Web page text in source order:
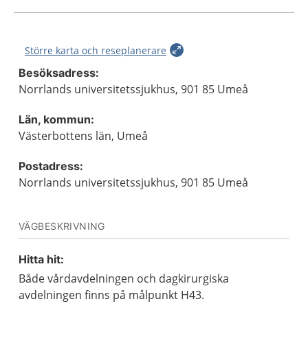
Större karta och reseplanerare
Besöksadress:
Norrlands universitetssjukhus, 901 85 Umeå
Län, kommun:
Västerbottens län, Umeå
Postadress:
Norrlands universitetssjukhus, 901 85 Umeå
VÄGBESKRIVNING
Hitta hit:
Både vårdavdelningen och dagkirurgiska
avdelningen finns på målpunkt H43.